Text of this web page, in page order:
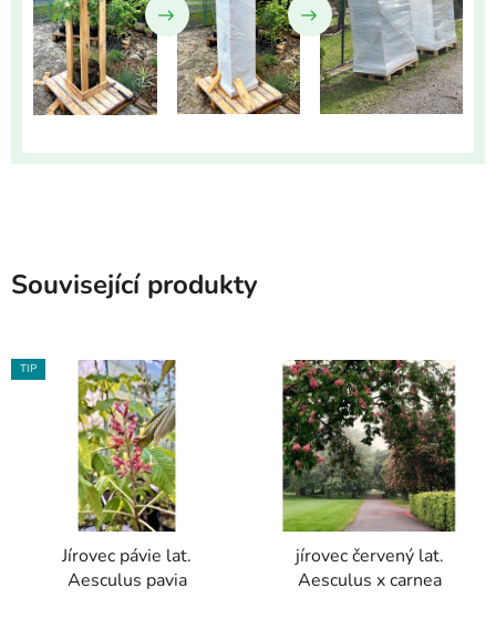
Související produkty
TIP
Jírovec pávie lat.
Aesculus pavia
jírovec červený lat.
Aesculus x carnea